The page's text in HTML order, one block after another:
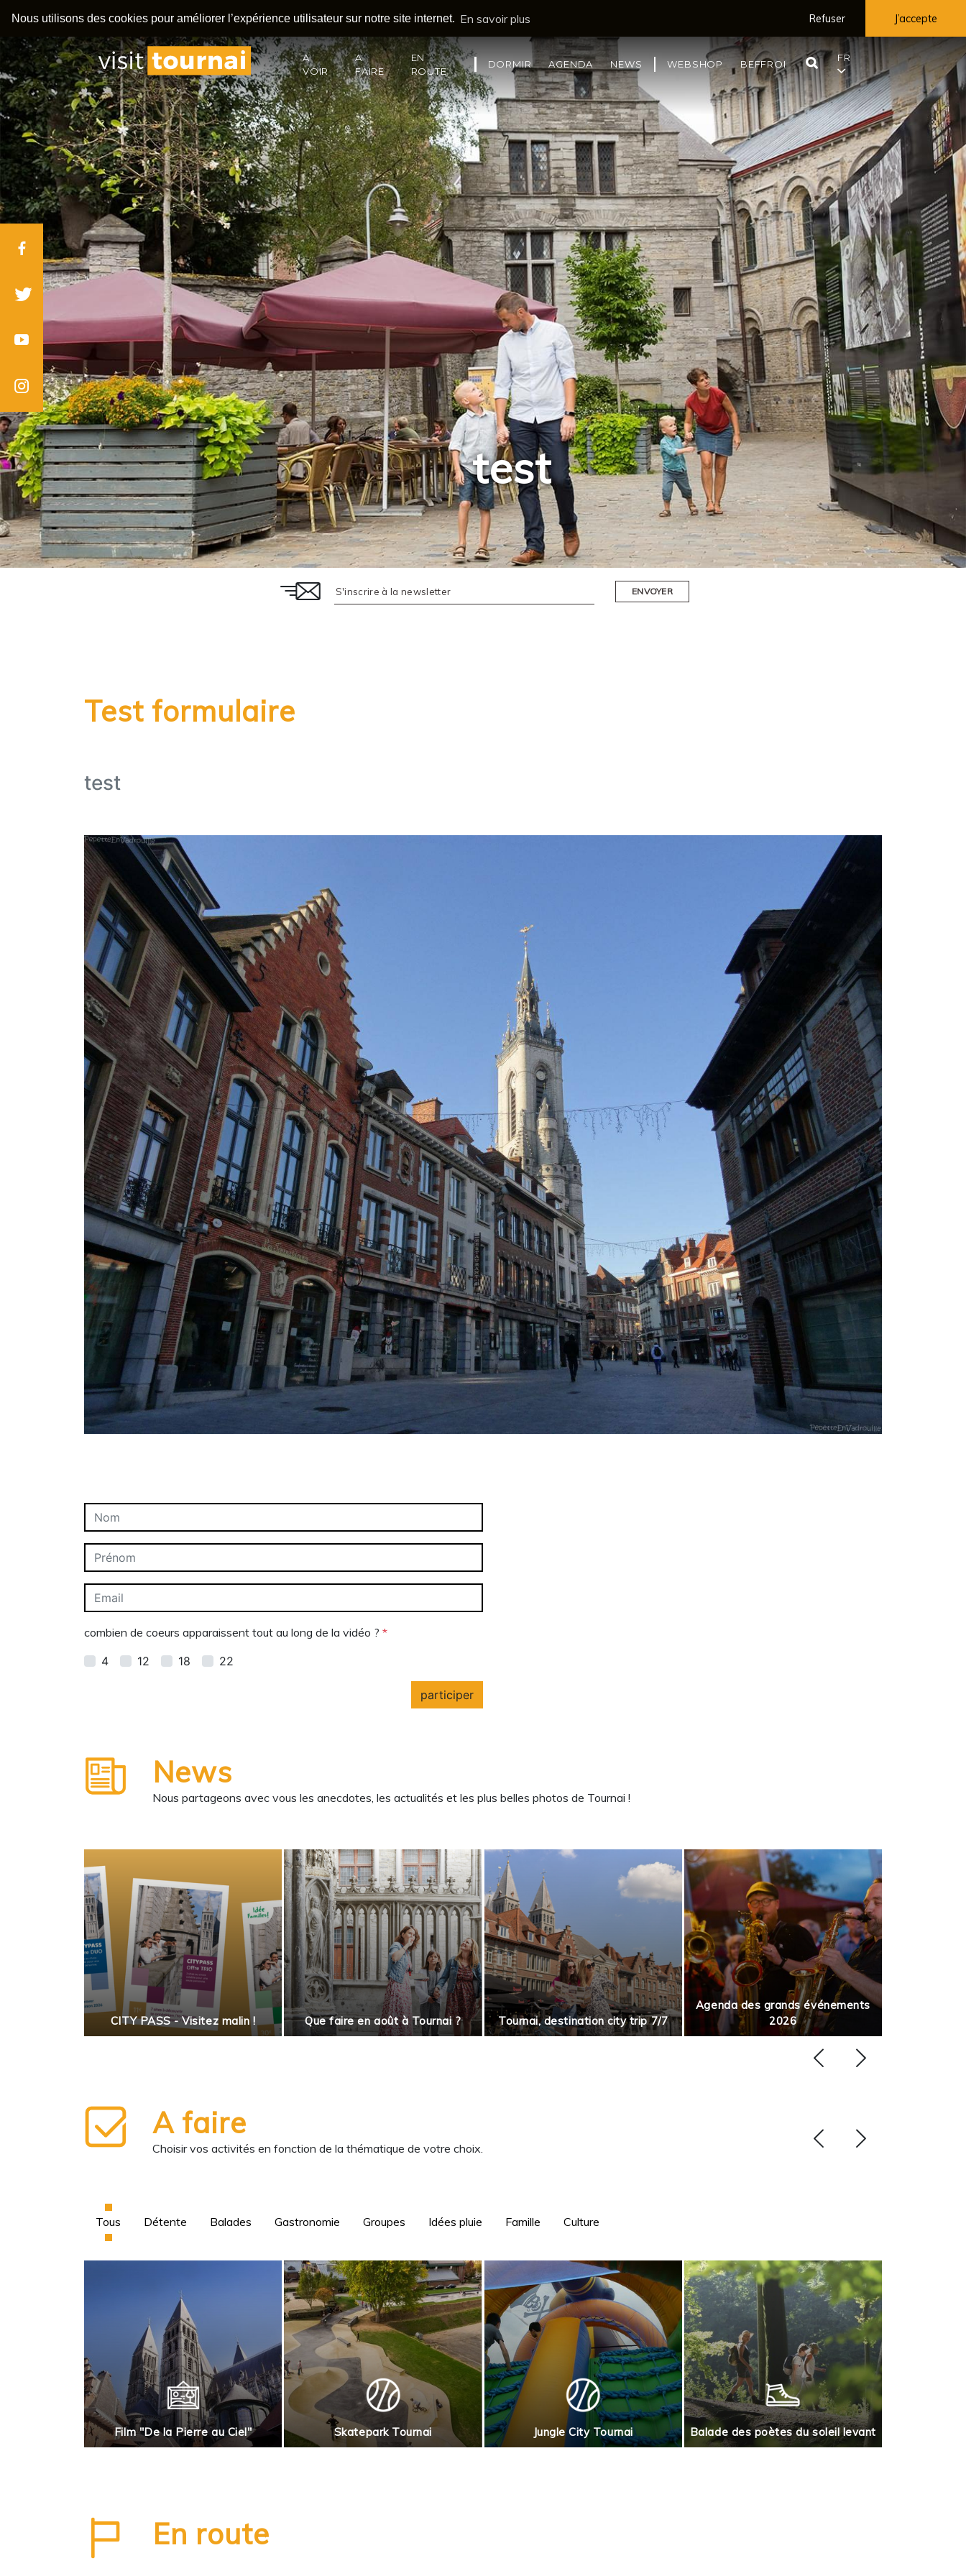
Nous utilisons des cookies pour améliorer l’expérience utilisateur sur notre site internet. En savoir plus Refuser J’accepte
test
A
VOIR
A
FAIRE
EN
ROUTE
DORMIR AGENDA NEWS WEBSHOP BEFFROI RECHERCHE
FR
Facebook
Twitter
Youtube
Instagram
Email
ENVOYER
Test formulaire
test
combien de coeurs apparaissent tout au long de la vidéo ? *
4
12 18 22
News
Nous partageons avec vous les anecdotes, les actualités et les plus belles photos de Tournai !
CITY PASS - Visitez malin ! Que faire en août à Tournai ? Tournai, destination city trip 7/7
Agenda des grands événements
2026
A faire
Choisir vos activités en fonction de la thématique de votre choix.
Tous Détente Balades Gastronomie Groupes Idées pluie Famille Culture
Film "De la Pierre au Ciel"
Skatepark Tournai Jungle City Tournai Balade des poètes du soleil levant
En route